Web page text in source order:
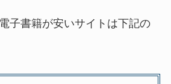
子書籍が安いサイトは下記の